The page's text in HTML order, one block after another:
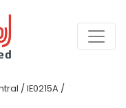
/ IE0215A /